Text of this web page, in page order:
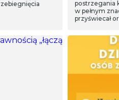
postrzegania
w pełnym
przyświecał